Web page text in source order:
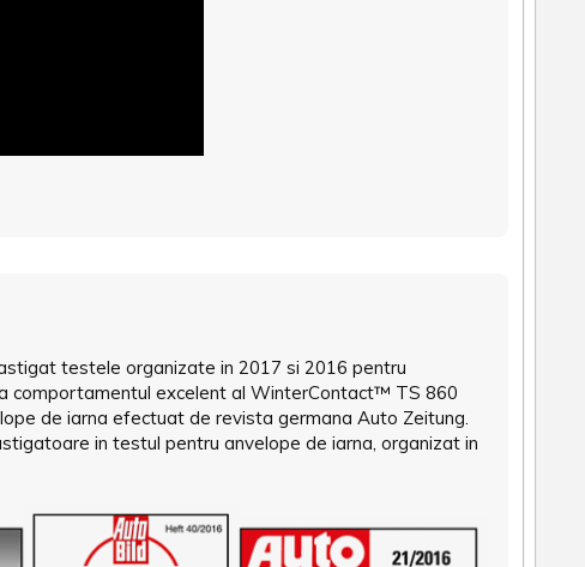
testele organizate in 2017 si 2016 pentru
comportamentul excelent al WinterContact™ TS 860
de iarna efectuat de revista germana Auto Zeitung.
in testul pentru anvelope de iarna, organizat in